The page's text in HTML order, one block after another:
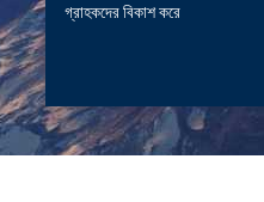
গ্রাহকদের বিকাশ করে